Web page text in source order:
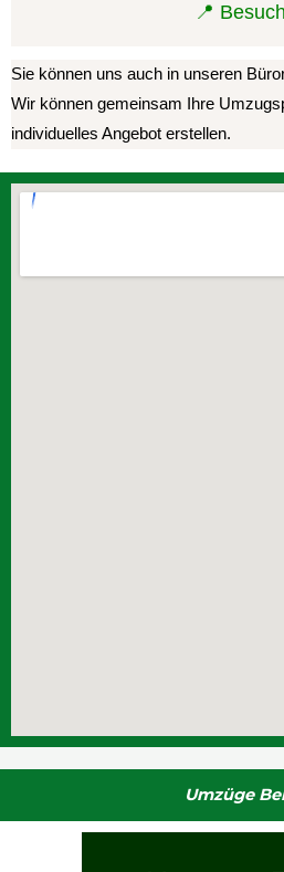
📍
Sie können uns auch in unseren
Wir können gemeinsam Ihre
individuelles Angebot erstellen.
Umzüge